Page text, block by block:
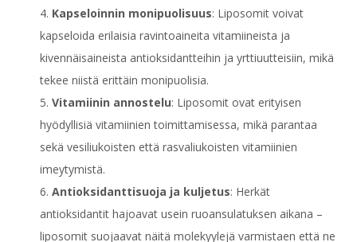
Kapseloinnin monipuolisuus: Liposomit voivat
kapseloida erilaisia ravintoaineita vitamiineista ja
kivennäisaineista antioksidantteihin ja yrttiuutteisiin, mikä
tekee niistä erittäin monipuolisia.
Vitamiinin annostelu: Liposomit ovat erityisen
hyödyllisiä vitamiinien toimittamisessa, mikä parantaa
sekä vesiliukoisten että rasvaliukoisten vitamiinien
imeytymistä.
Antioksidanttisuoja ja kuljetus: Herkät
antioksidantit hajoavat usein ruoansulatuksen aikana –
liposomit suojaavat näitä molekyylejä varmistaen että ne